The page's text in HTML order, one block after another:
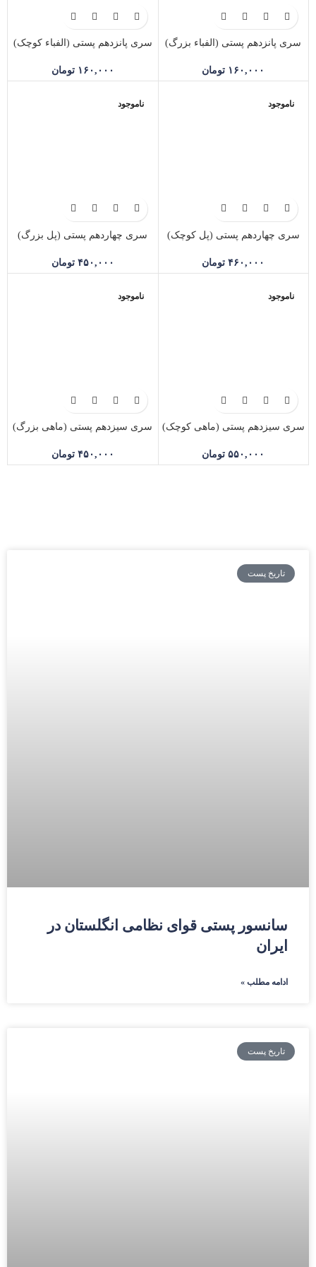
سری پانزدهم پستی (الفباء بزرگ)
۱۶۰,۰۰۰ تومان
سری پانزدهم پستی (الفباء کوچک)
۱۶۰,۰۰۰ تومان
ناموجود
سری چهاردهم پستی (پل کوچک)
۴۶۰,۰۰۰ تومان
ناموجود
سری چهاردهم پستی (پل بزرگ)
۴۵۰,۰۰۰ تومان
ناموجود
سری سیزدهم پستی (ماهی کوچک)
۵۵۰,۰۰۰ تومان
ناموجود
سری سیزدهم پستی (ماهی بزرگ)
۴۵۰,۰۰۰ تومان
تاریخ پست
سانسور پستی قوای نظامی انگلستان در
ایران
ادامه مطلب »
تاریخ پست